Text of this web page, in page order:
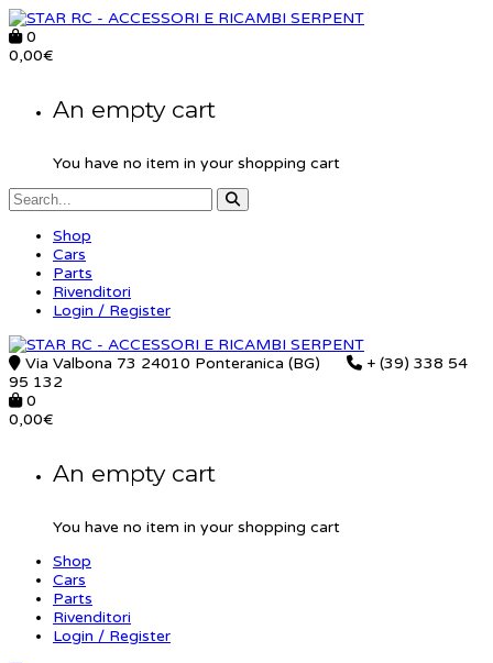
0
0,00€
An empty cart
You have no item in your shopping cart
Shop
Cars
Parts
Rivenditori
Login / Register
Via Valbona 73 24010 Ponteranica (BG)
+ (39) 338 54
95 132
0
0,00€
An empty cart
You have no item in your shopping cart
Shop
Cars
Parts
Rivenditori
Login / Register